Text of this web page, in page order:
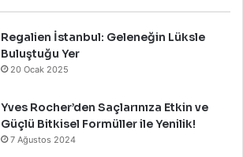
Regalien İstanbul: Geleneğin Lüksle
Buluştuğu Yer
20 Ocak 2025
Yves Rocher’den Saçlarınıza Etkin ve
Güçlü Bitkisel Formüller ile Yenilik!
7 Ağustos 2024